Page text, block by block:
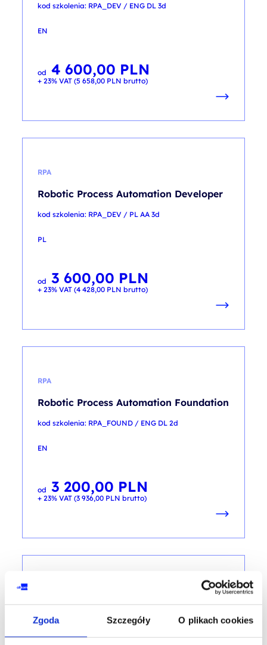
Zgoda Szczegóły O plikach cookies
kod szkolenia: RPA_DEV / ENG DL 3d
EN
od 4 600,00 PLN
+ 23% VAT (5 658,00 PLN brutto)
RPA
Robotic Process Automation Developer
kod szkolenia: RPA_DEV / PL AA 3d
PL
od 3 600,00 PLN
+ 23% VAT (4 428,00 PLN brutto)
RPA
Robotic Process Automation Foundation
kod szkolenia: RPA_FOUND / ENG DL 2d
EN
od 3 200,00 PLN
+ 23% VAT (3 936,00 PLN brutto)